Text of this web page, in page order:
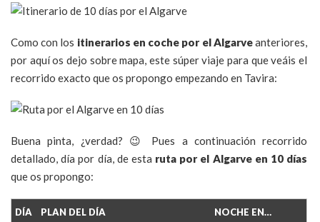
Como con los itinerarios en coche por el Algarveanteriores,
por aquí os dejo sobre mapa, este súper viaje para que veáis el
recorrido exacto que os propongo empezando en Tavira:
Buena pinta, ¿verdad? 😉 Pues a continuación recorrido
detallado, día por día, de esta ruta por el Algarve en 10 días
que os propongo:
DÍA PLAN DEL DÍA NOCHE EN…